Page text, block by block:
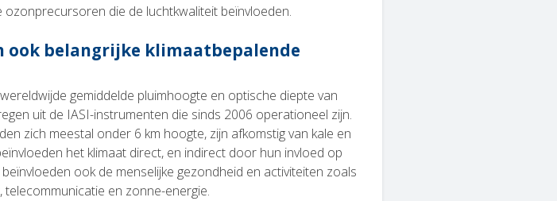
ozonprecursoren die de luchtkwaliteit beïnvloeden.
ook belangrijke klimaatbepalende
gemiddelde pluimhoogte en optische diepte van
uit de IASI-instrumenten die sinds 2006 operationeel zijn.
zich meestal onder 6 km hoogte, zijn afkomstig van kale en
het klimaat direct, en indirect door hun invloed op
ook de menselijke gezondheid en activiteiten zoals
en zonne-energie.